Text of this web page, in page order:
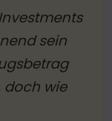
sein
doch wie